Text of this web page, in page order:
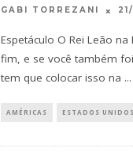
GABI TORREZANI
Espetáculo O Rei Leão
fim, e se você também
tem que colocar isso na ...
AMÉRICAS ESTADOS UNIDOS